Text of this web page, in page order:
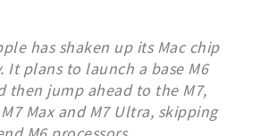
Ultra 則要等到 2028 年。這意味著
2027 年底之間，將出現長達九個月
空窗期」，專業用戶在這段時間內
，只有 M5 Pro/Max 和入門級的